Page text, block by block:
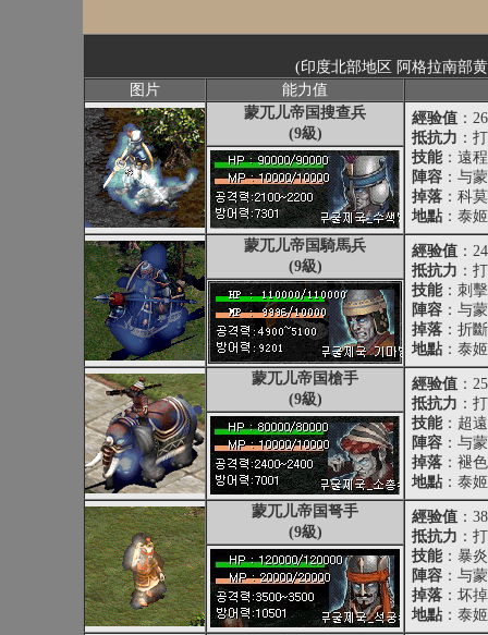
(印度北部地区 阿格拉南部
图片
能力值
蒙兀儿帝国搜查兵
(9級)
經验值 ：
抵抗力 ：
技能：遠
陣容 ：与
掉落 ：科
地點 ：泰
蒙兀儿帝国騎馬兵
(9級)
經验值 ：
抵抗力 ：
技能：刺
陣容 ：与
掉落 ：折
地點 ：泰
蒙兀儿帝国槍手
(9級)
經验值 ：
抵抗力 ：
技能：超
陣容 ：与
掉落 ：褪
地點 ：泰
蒙兀儿帝国弩手
(9級)
經验值 ：
抵抗力 ：
技能：暴
陣容 ：与
掉落 ：坏
地點 ：泰